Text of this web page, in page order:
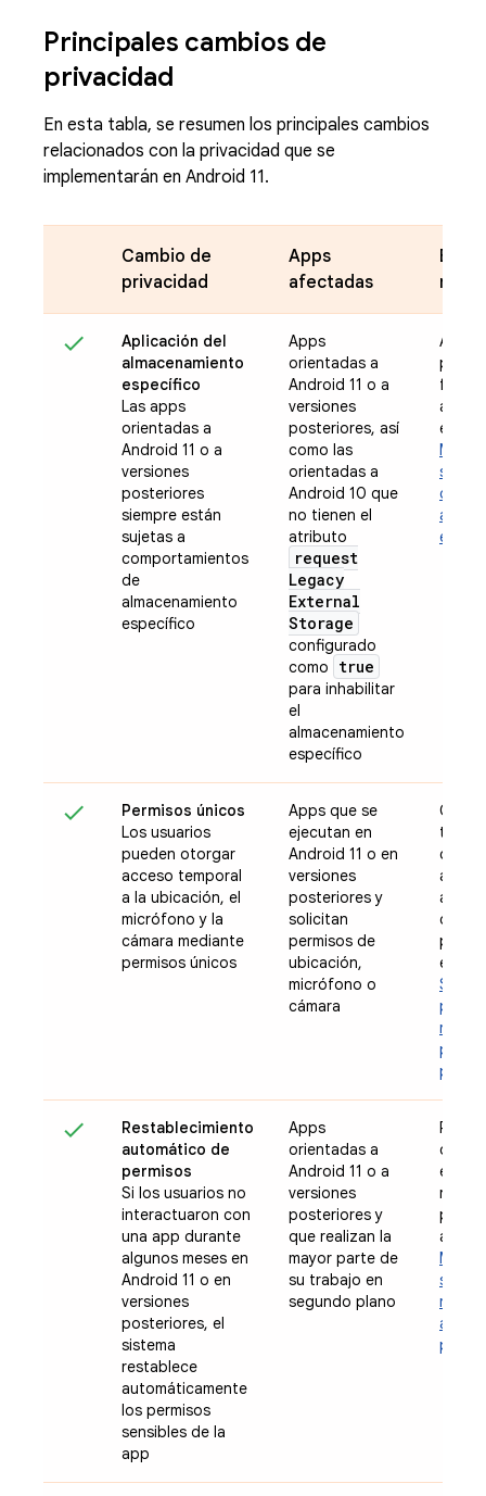
Principales cambios de
privacidad
En esta tabla, se resumen los principales cambios
relacionados con la privacidad que se
implementarán en Android 11.
Cambio de
privacidad
Apps
afectadas
Aplicación del
almacenamiento
específico
Las apps
orientadas a
Android 11 o a
versiones
posteriores
siempre están
sujetas a
comportamientos
de
almacenamiento
específico
Apps
orientadas a
Android 11 o a
versiones
posteriores, así
como las
orientadas a
Android 10 que
no tienen el
atributo
request
Legacy
External
Storage
configurado
como
true
para inhabilitar
el
almacenamiento
específico
para
Más
sobre
Permisos únicos
Los usuarios
pueden otorgar
acceso temporal
a la ubicación, el
micrófono y la
cámara mediante
permisos únicos
Apps que se
ejecutan en
Android 11 o en
versiones
posteriores y
solicitan
permisos de
ubicación,
micrófono o
cámara
tu
con
antes
datos
ese
Sigue
para
Restablecimiento
automático de
permisos
Si los usuarios no
interactuaron con
una app durante
algunos meses en
Android 11 o en
versiones
posteriores, el
sistema
restablece
automáticamente
los permisos
sensibles de la
app
Apps
orientadas a
Android 11 o a
versiones
posteriores y
que realizan la
mayor parte de
su trabajo en
segundo plano
que
el
app
Más
sobre